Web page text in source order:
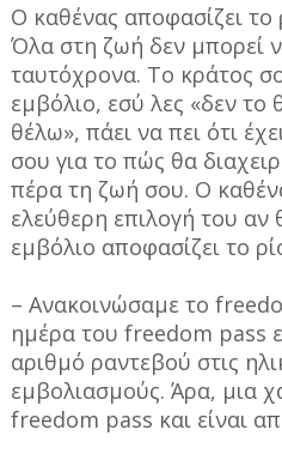
Ο καθένας αποφασίζει
Όλα στη ζωή δεν μπορεί
ταυτόχρονα. Το κράτος
εμβόλιο, εσύ λες «δεν το
θέλω», πάει να πει ότι
σου για το πώς θα
πέρα τη ζωή σου. Ο
ελεύθερη επιλογή του αν
εμβόλιο αποφασίζει το
– Ανακοινώσαμε το
ημέρα του freedom pass
αριθμό ραντεβού στις
εμβολιασμούς. Άρα, μια
freedom pass και είναι